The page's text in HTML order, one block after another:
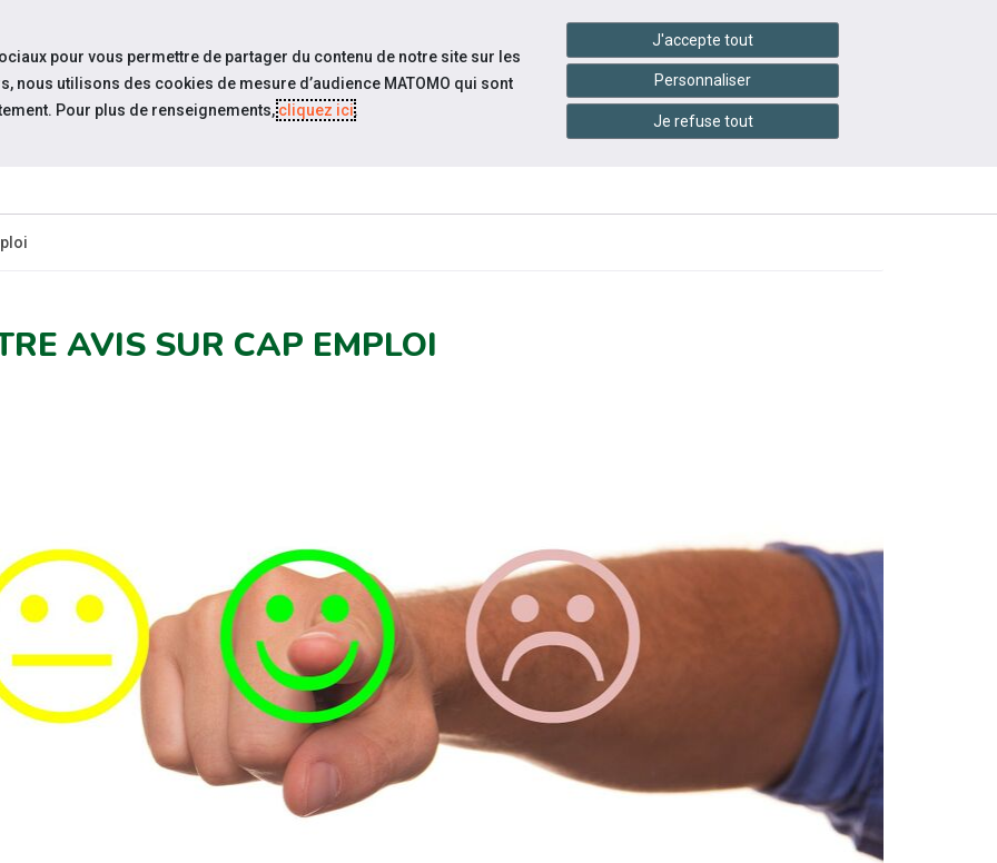
Accessibilité handshake Services en ligne
ESPACE
ESPACE
ÉVÉNEMENTS
PRATIQUES
AVIS SUR CAP EMPLOI
pour vous permettre de partager du contenu de notre site sur les
nous utilisons des cookies de mesure d’audience MATOMO qui sont
Pour plus de renseignements,cliquez ici.
J'accepte tout
Personnaliser
Je refuse tout